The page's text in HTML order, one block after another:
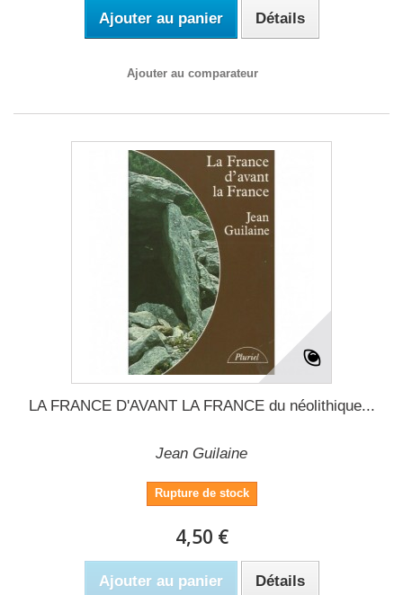
Ajouter au panier Détails
Ajouter au comparateur
LA FRANCE D'AVANT LA FRANCE du néolithique...
Jean Guilaine
Rupture de stock
4,50 €
Ajouter au panier Détails